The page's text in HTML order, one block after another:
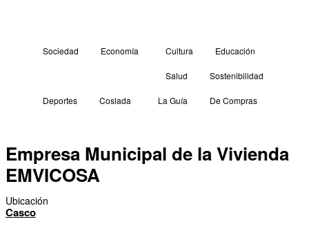
Sociedad Economía Cultura Educación
Salud Sostenibilidad
Deportes Coslada La Guía De Compras
Empresa Municipal de la Vivienda
EMVICOSA
Ubicación
Casco